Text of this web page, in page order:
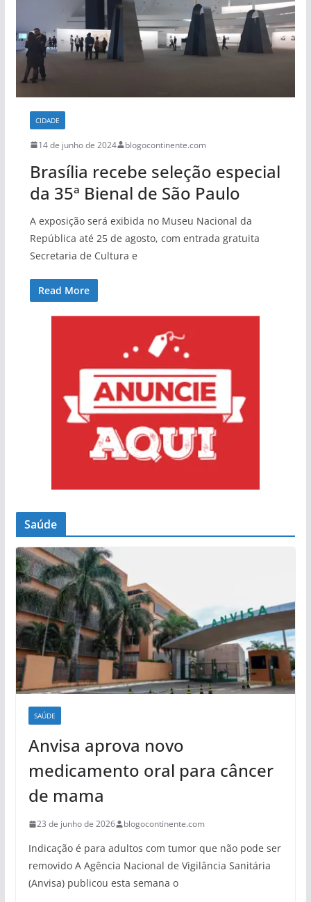
CIDADE
14 de junho de 2024 blogocontinente.com
Brasília recebe seleção especial
da 35ª Bienal de São Paulo
A exposição será exibida no Museu Nacional da
República até 25 de agosto, com entrada gratuita
Secretaria de Cultura e
Read More
Saúde
SAÚDE
Anvisa aprova novo
medicamento oral para câncer
de mama
23 de junho de 2026 blogocontinente.com
Indicação é para adultos com tumor que não pode ser
removido A Agência Nacional de Vigilância Sanitária
(Anvisa) publicou esta semana o